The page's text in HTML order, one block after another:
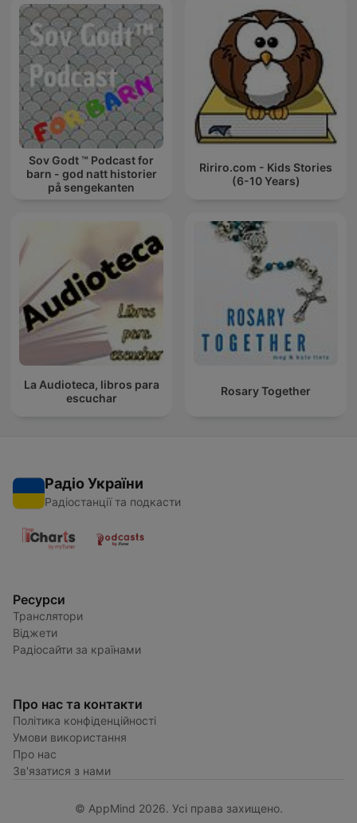
Sov Godt ™ Podcast for
barn - god natt historier
på sengekanten
Ririro.com - Kids Stories
(6-10 Years)
La Audioteca, libros para
escuchar
Rosary Together
Радіо України
Радіостанції та подкасти
Ресурси
Транслятори
Віджети
Радіосайти за країнами
Про нас та контакти
Політика конфіденційності
Умови використання
Про нас
Зв'язатися з нами
© AppMind 2026. Усі права захищено.